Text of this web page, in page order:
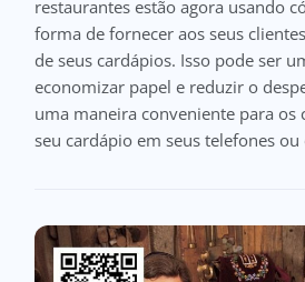
restaurantes estão agora usando
forma de fornecer aos seus
de seus cardápios. Isso pode ser
economizar papel e reduzir o
uma maneira conveniente para os
seu cardápio em seus telefones